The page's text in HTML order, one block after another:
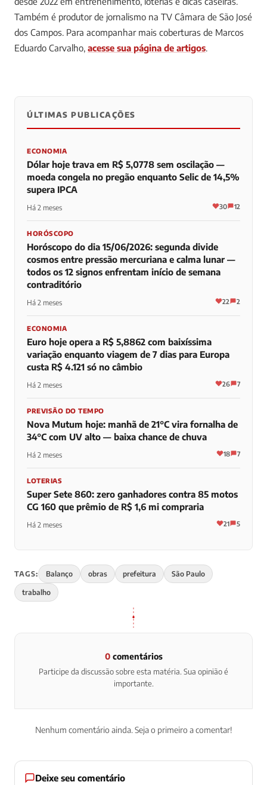
Também é produtor de jornalismo na TV Câmara de São José
dos Campos. Para acompanhar mais coberturas de Marcos
Eduardo Carvalho, acesse sua página de artigos
0 0 0
ÚLTIMAS PUBLICAÇÕES
ECONOMIA
Dólar hoje trava em R$ 5,0778 sem oscilação —
moeda congela no pregão enquanto Selic de 14,5%
supera IPCA
Há 2 meses 30 12
HORÓSCOPO
Horóscopo do dia 15/06/2026: segunda divide
cosmos entre pressão mercuriana e calma lunar —
todos os 12 signos enfrentam início de semana
contraditório
Há 2 meses 22 2
ECONOMIA
Euro hoje opera a R$ 5,8862 com baixíssima
variação enquanto viagem de 7 dias para Europa
custa R$ 4.121 só no câmbio
Há 2 meses 26 7
PREVISÃO DO TEMPO
Nova Mutum hoje: manhã de 21°C vira fornalha de
34°C com UV alto — baixa chance de chuva
Há 2 meses 18 7
LOTERIAS
Super Sete 860: zero ganhadores contra 85 motos
CG 160 que prêmio de R$ 1,6 mi compraria
Há 2 meses 21 5
TAGS: Balanço obras prefeitura São Paulo
trabalho
0comentários
Participe da discussão sobre esta matéria. Sua opinião é
importante.
Nenhum comentário ainda. Seja o primeiro a comentar!
Deixe seu comentário